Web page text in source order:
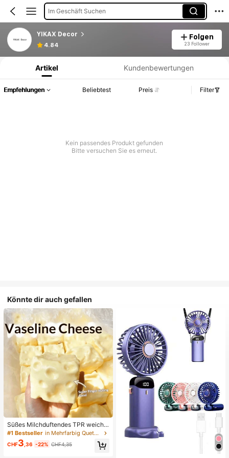
Im Geschäft Suchen
YIKAX Decor
4.84
Folgen
23 Follower
Produktinformation: Preisangabe, Verkaufs- und Lagerbestandsdetails.
Artikel Kundenbewertungen
Empfehlungen Beliebtest Preis Filter
Kein passendes Produkt gefunden
Bitte versuchen Sie es erneut.
Könnte dir auch gefallen
Süßes Milchduftendes TPR weiche
s quetschbares Dumpling-förmiges
Stressabbau-Spielzeug, 5cm niedli
ches lustiges Quetsch-Stressabbau
#1 Bestseller in Mehrfarbig Quetschspielzeug für Teenager
CHF3 ,36 -22% CHF4,35